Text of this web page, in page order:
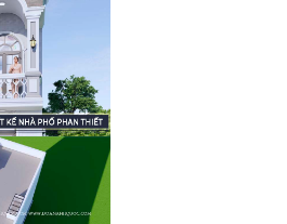
, đã tạo ra một bảng thiết kế nhà
vợ, chồng Anh Trường tại Lagi -